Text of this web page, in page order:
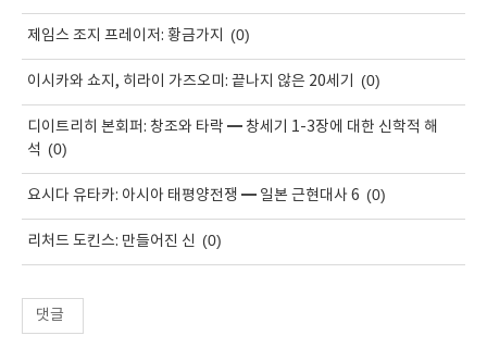
제임스 조지 프레이저: 황금가지 (0)
이시카와 쇼지, 히라이 가즈오미: 끝나지 않은 20세기 (0)
디이트리히 본회퍼: 창조와 타락 ━ 창세기 1-3장에 대한 신학적 해
석 (0)
요시다 유타카: 아시아 태평양전쟁 ━ 일본 근현대사 6 (0)
리처드 도킨스: 만들어진 신 (0)
댓글